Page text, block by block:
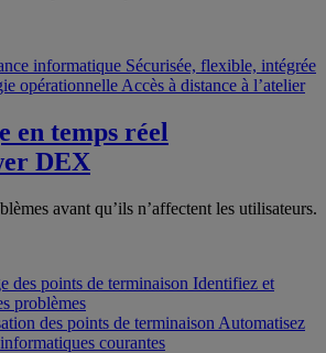
informatique Sécurisée, flexible, intégrée
opérationnelle Accès à distance à l’atelier
en temps réel
DEX
avant qu’ils n’affectent les utilisateurs.
des points de terminaison Identifiez et
problèmes
des points de terminaison Automatisez
courantes